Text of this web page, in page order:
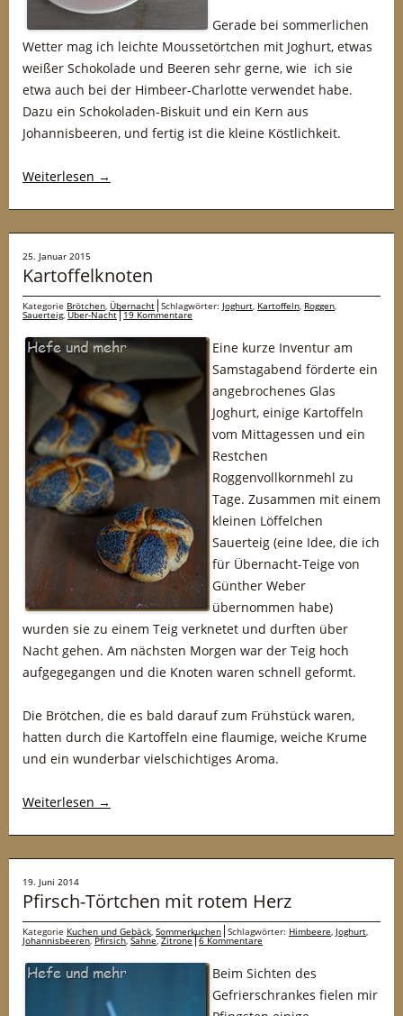
Gerade bei sommerlichen
Wetter mag ich leichte Moussetörtchen mit Joghurt, etwas
weißer Schokolade und Beeren sehr gerne, wie ich sie
etwa auch bei der Himbeer-Charlotte verwendet habe.
Dazu ein Schokoladen-Biskuit und ein Kern aus
Johannisbeeren, und fertig ist die kleine Köstlichkeit.
Weiterlesen →
25. Januar 2015
Kartoffelknoten
Kategorie Brötchen, Übernacht Schlagwörter: Joghurt, Kartoffeln, Roggen,
Sauerteig,Über-Nacht 19 Kommentare
Eine kurze Inventur am
Samstagabend förderte ein
angebrochenes Glas
Joghurt, einige Kartoffeln
vom Mittagessen und ein
Restchen
Roggenvollkornmehl zu
Tage. Zusammen mit einem
kleinen Löffelchen
Sauerteig (eine Idee, die ich
für Übernacht-Teige von
Günther Weber
übernommen habe)
wurden sie zu einem Teig verknetet und durften über
Nacht gehen. Am nächsten Morgen war der Teig hoch
aufgegegangen und die Knoten waren schnell geformt.
Die Brötchen, die es bald darauf zum Frühstück waren,
hatten durch die Kartoffeln eine flaumige, weiche Krume
und ein wunderbar vielschichtiges Aroma.
Weiterlesen →
19. Juni 2014
Pfirsch-Törtchen mit rotem Herz
Kategorie Kuchen und Gebäck, Sommerkuchen Schlagwörter: Himbeere, Joghurt,
Johannisbeeren,Pfirsich,Sahne,Zitrone 6 Kommentare
Beim Sichten des
Gefrierschrankes fielen mir